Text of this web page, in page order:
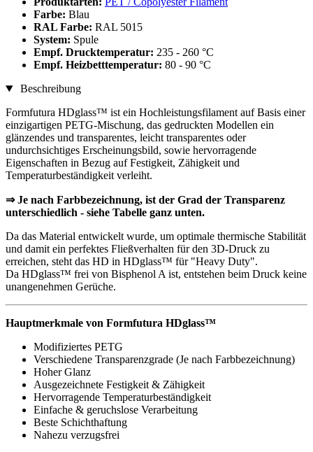
Farbe: Blau
RAL Farbe: RAL 5015
System: Spule
Empf. Drucktemperatur: 235 - 260 °C
Empf. Heizbetttemperatur: 80 - 90 °C
Beschreibung
Formfutura HDglass™ ist ein Hochleistungsfilament auf Basis einer
einzigartigen PETG-Mischung, das gedruckten Modellen ein
glänzendes und transparentes, leicht transparentes oder
undurchsichtiges Erscheinungsbild, sowie hervorragende
Eigenschaften in Bezug auf Festigkeit, Zähigkeit und
Temperaturbeständigkeit verleiht.
⇒ Je nach Farbbezeichnung, ist der Grad der Transparenz
unterschiedlich - siehe Tabelle ganz unten.
Da das Material entwickelt wurde, um optimale thermische Stabilität
und damit ein perfektes Fließverhalten für den 3D-Druck zu
erreichen, steht das HD in HDglass™ für "Heavy Duty".
Da HDglass™ frei von Bisphenol A ist, entstehen beim Druck keine
unangenehmen Gerüche.
Hauptmerkmale von Formfutura HDglass™
Modifiziertes PETG
Verschiedene Transparenzgrade (Je nach Farbbezeichnung)
Hoher Glanz
Ausgezeichnete Festigkeit & Zähigkeit
Hervorragende Temperaturbeständigkeit
Einfache & geruchslose Verarbeitung
Beste Schichthaftung
Nahezu verzugsfrei